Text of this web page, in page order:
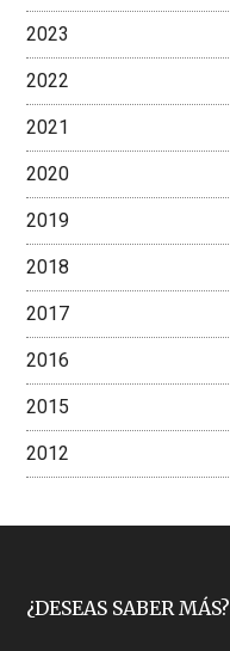
2023
2022
2021
2020
2019
2018
2017
2016
2015
2012
Footer
¿DESEAS SABER MÁS?